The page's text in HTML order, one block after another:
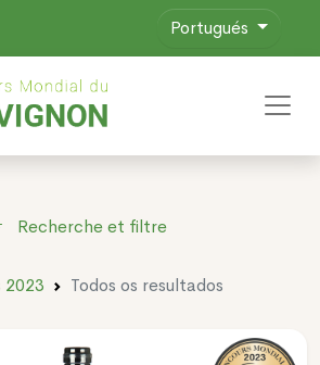
Portugués
Recherche et filtre
2023 Todos os resultados